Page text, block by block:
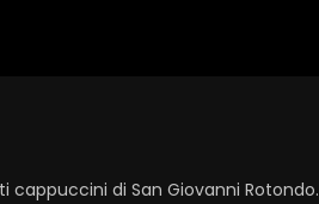
di San Giovanni Rotondo.